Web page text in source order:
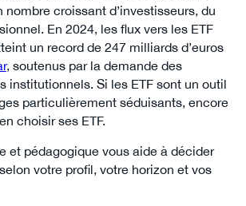
croissant d’investisseurs, du
En 2024, les flux vers les ETF
un record de 247 milliards d’euros
, soutenus par la demande des
institutionnels. Si les ETF sont un outil
particulièrement séduisants, encore
choisir ses ETF.
et pédagogique vous aide à décider
votre profil, votre horizon et vos